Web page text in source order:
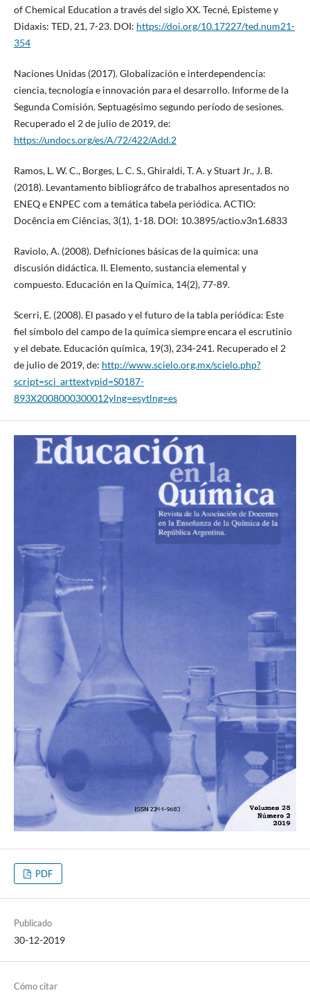
of Chemical Education a través del siglo XX. Tecné, Episteme y
Didaxis: TED, 21, 7-23. DOI: https://doi.org/10.17227/ted.num21-
354
Naciones Unidas (2017). Globalización e interdependencia:
ciencia, tecnología e innovación para el desarrollo. Informe de la
Segunda Comisión. Septuagésimo segundo período de sesiones.
Recuperado el 2 de julio de 2019, de:
https://undocs.org/es/A/72/422/Add.2
Ramos, L. W. C., Borges, L. C. S., Ghiraldi, T. A. y Stuart Jr., J. B.
(2018). Levantamento bibliográfco de trabalhos apresentados no
ENEQ e ENPEC com a temática tabela periódica. ACTIO:
Docência em Ciências, 3(1), 1-18. DOI: 10.3895/actio.v3n1.6833
Raviolo, A. (2008). Defniciones básicas de la química: una
discusión didáctica. II. Elemento, sustancia elemental y
compuesto. Educación en la Química, 14(2), 77-89.
Scerri, E. (2008). El pasado y el futuro de la tabla periódica: Este
fiel símbolo del campo de la química siempre encara el escrutinio
y el debate. Educación química, 19(3), 234-241. Recuperado el 2
de julio de 2019, de: http://www.scielo.org.mx/scielo.php?
script=sci_arttextypid=S0187-
893X2008000300012ylng=esytlng=es
PDF
Publicado
30-12-2019
Cómo citar